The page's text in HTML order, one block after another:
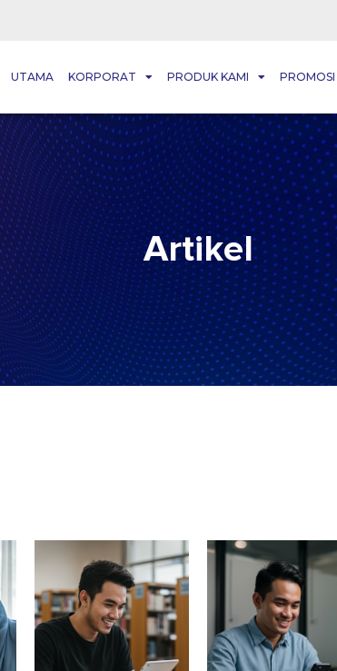
UTAMA KORPORAT PRODUK KAMI PROMOSI
Artikel